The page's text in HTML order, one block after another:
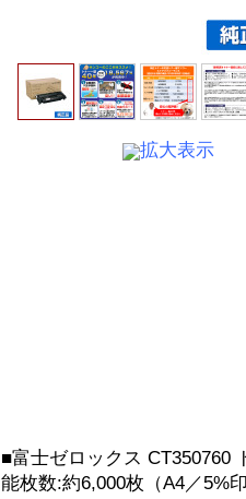
拡大表示
■富士ゼロックス CT350760
能枚数:約6,000枚（A4／5%印